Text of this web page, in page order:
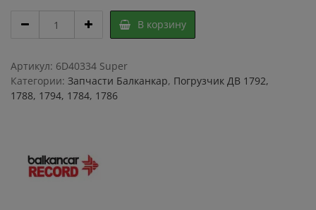
222337
quantity
В корзину
Артикул: 6D40334 Super
Категории: Запчасти Балканкар, Погрузчик ДВ 1792,
1788, 1794, 1784, 1786